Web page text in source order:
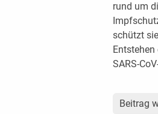
rund um
schützt
SARS-
Beitrag